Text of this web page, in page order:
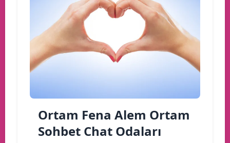
Ortam Fena Alem Ortam
Sohbet Chat Odaları